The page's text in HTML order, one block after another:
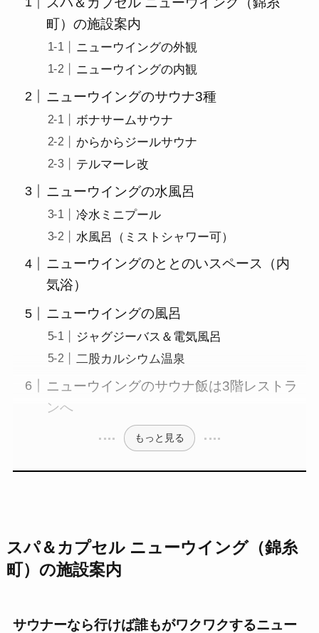
町）の施設案内
ニューウイングの外観
ニューウイングの内観
ニューウイングのサウナ3種
ボナサームサウナ
からからジールサウナ
テルマーレ改
ニューウイングの水風呂
冷水ミニプール
水風呂（ミストシャワー可）
ニューウイングのととのいスペース（内
気浴）
ニューウイングの風呂
ジャグジーバス＆電気風呂
二股カルシウム温泉
ニューウイングのサウナ飯は3階レストラ
ンへ
もっと見る
スパ＆カプセル ニューウイング（錦糸
町）の施設案内
サウナーなら行けば誰もがワクワクするニュー